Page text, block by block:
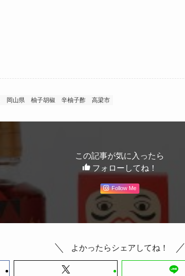
岡山県 柚子胡椒 辛柚子酢 高梁市
この記事が気に入ったら
フォローしてね！
Follow Me
よかったらシェアしてね！